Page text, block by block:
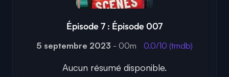
Épisode 7 : Épisode 007
5 septembre 2023 - 00m 0.0/10 (tmdb)
Aucun résumé disponible.